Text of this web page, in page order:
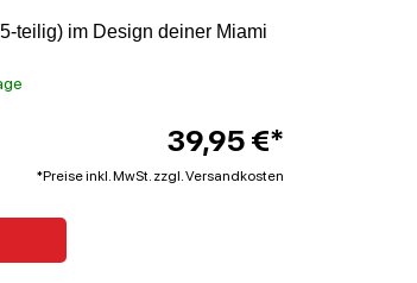
teilig) im Design deiner Miami
39,95 €*
*Preise inkl. MwSt. zzgl. Versandkosten